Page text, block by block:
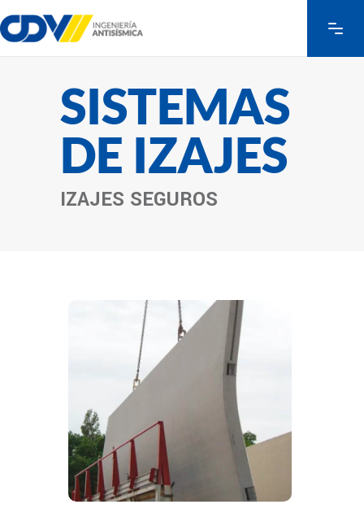
SISTEMAS
DE IZAJES
IZAJES SEGUROS